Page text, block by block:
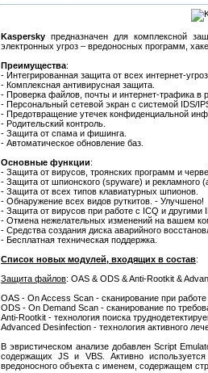
Kaspersky предназначен для комплексной
электронных угроз – вредоносных программ,
Преимущества:
- Интегрированная защита от всех интернет-угроз.
- Комплексная антивирусная защита.
- Проверка файлов, почты и интернет-трафика в
- Персональный сетевой экран с системой IDS/
- Предотвращение утечек конфиденциальной
- Родительский контроль.
- Защита от спама и фишинга.
- Автоматическое обновление баз.
Основные функции:
- Защита от вирусов, троянских программ и
- Защита от шпионского (spyware) и рекламного
- Защита от всех типов клавиатурных шпионов.
- Обнаружение всех видов руткитов. - Улучшено!
- Защита от вирусов при работе с ICQ и другими
- Отмена нежелательных изменений на вашем
- Средства создания диска аварийного
- Бесплатная техническая поддержка.
Список новых модулей, входящих в состав:
Защита файлов: OAS & ODS & Anti-Rootkit &
OAS - On Access Scan - сканирование при
ODS - On Demand Scan - сканирование по
Anti-Rootkit - технология поиска
Advanced Desinfection - технология активного
В эвристическом анализе добавлен Script
содержащих JS и VBS. Активно
вредоносного объекта с именем, содержащем